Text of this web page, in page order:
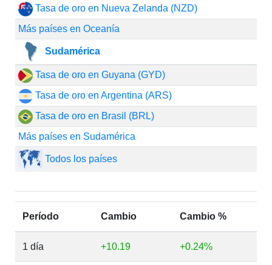
Tasa de oro en Nueva Zelanda (NZD)
Más países en Oceanía
Sudamérica
Tasa de oro en Guyana (GYD)
Tasa de oro en Argentina (ARS)
Tasa de oro en Brasil (BRL)
Más países en Sudamérica
Todos los países
Período Cambio Cambio %
1 día +10.19 +0.24%